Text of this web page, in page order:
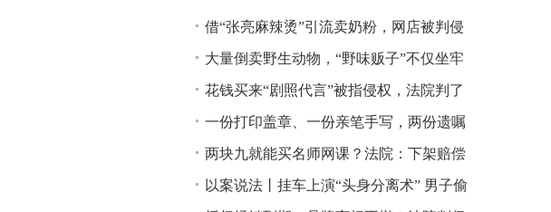
借“张亮麻辣烫”引流卖奶粉，网店被判侵
权！
大量倒卖野生动物，“野味贩子”不仅坐牢
还得赔钱
花钱买来“剧照代言”被指侵权，法院判了
一份打印盖章、一份亲笔手写，两份遗嘱
谁说了算？
两块九就能买名师网课？法院：下架赔偿
以案说法丨挂车上演“头身分离术” 男子偷